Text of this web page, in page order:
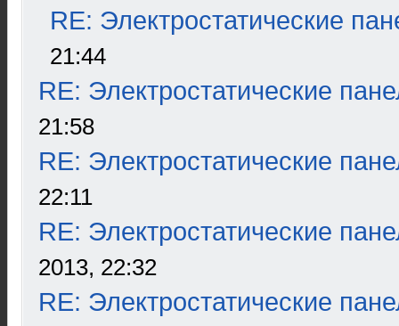
RE: Электростатические
21:44
RE: Электростатические
21:58
RE: Электростатические
22:11
RE: Электростатические
2013, 22:32
RE: Электростатические